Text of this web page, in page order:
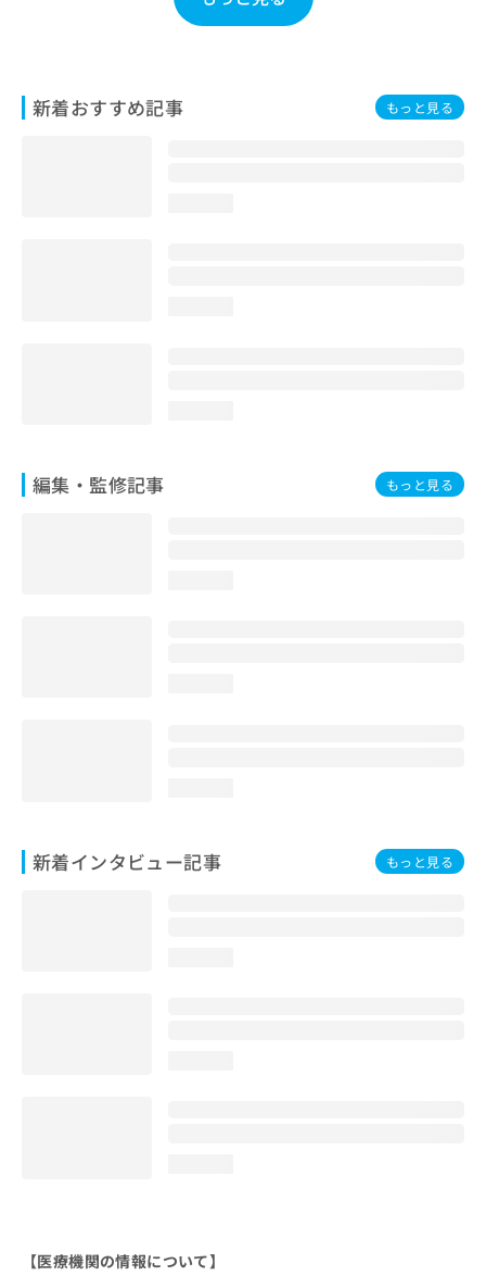
新着おすすめ記事 もっと見る
編集・監修記事 もっと見る
新着インタビュー記事 もっと見る
【医療機関の情報について】